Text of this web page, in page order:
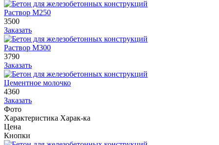
Раствор М250
3500
Заказать
Раствор М300
3790
Заказать
Цементное молочко
4360
Заказать
Фото
Характеристика Харак-ка
Цена
Кнопки